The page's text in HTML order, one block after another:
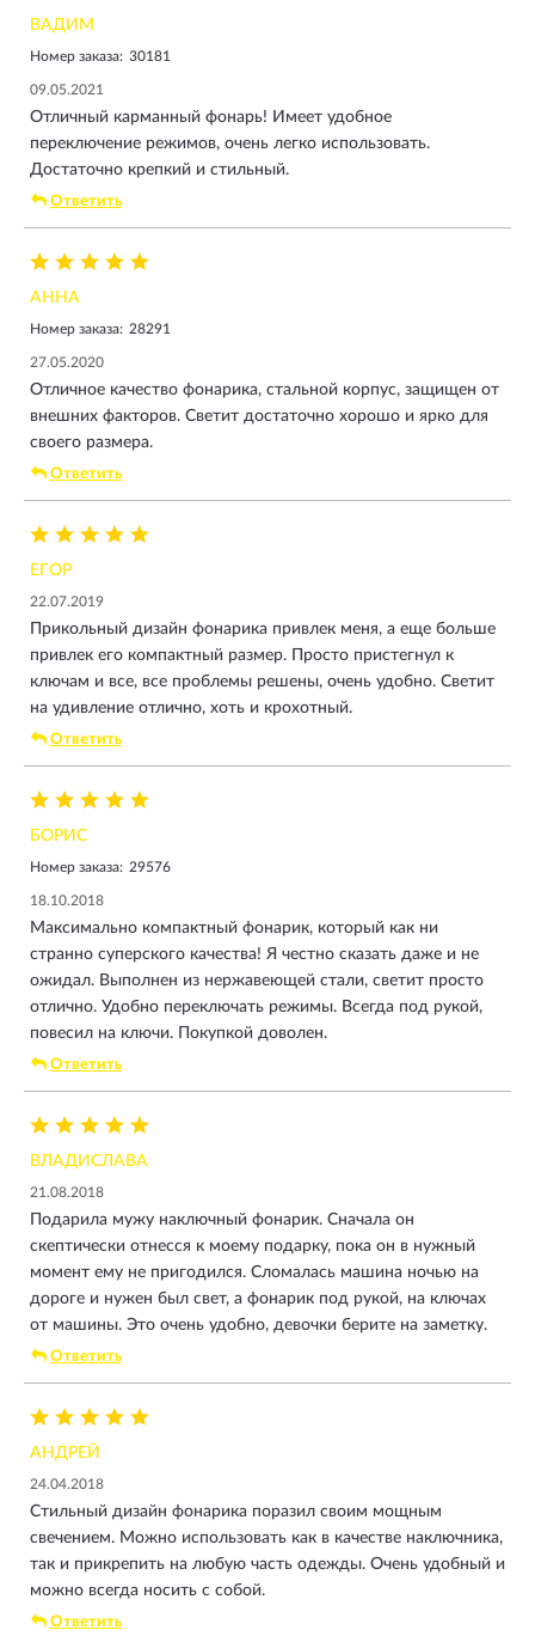
ВАДИМ
Номер заказа: 30181
09.05.2021
Отличный карманный фонарь! Имеет удобное
переключение режимов, очень легко использовать.
Достаточно крепкий и стильный.
Ответить
АННА
Номер заказа: 28291
27.05.2020
Отличное качество фонарика, стальной корпус, защищен от
внешних факторов. Светит достаточно хорошо и ярко для
своего размера.
Ответить
ЕГОР
22.07.2019
Прикольный дизайн фонарика привлек меня, а еще больше
привлек его компактный размер. Просто пристегнул к
ключам и все, все проблемы решены, очень удобно. Светит
на удивление отлично, хоть и крохотный.
Ответить
БОРИС
Номер заказа: 29576
18.10.2018
Максимально компактный фонарик, который как ни
странно суперского качества! Я честно сказать даже и не
ожидал. Выполнен из нержавеющей стали, светит просто
отлично. Удобно переключать режимы. Всегда под рукой,
повесил на ключи. Покупкой доволен.
Ответить
ВЛАДИСЛАВА
21.08.2018
Подарила мужу наключный фонарик. Сначала он
скептически отнесся к моему подарку, пока он в нужный
момент ему не пригодился. Сломалась машина ночью на
дороге и нужен был свет, а фонарик под рукой, на ключах
от машины. Это очень удобно, девочки берите на заметку.
Ответить
АНДРЕЙ
24.04.2018
Стильный дизайн фонарика поразил своим мощным
свечением. Можно использовать как в качестве наключника,
так и прикрепить на любую часть одежды. Очень удобный и
можно всегда носить с собой.
Ответить